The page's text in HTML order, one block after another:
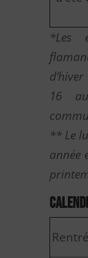
*Les
16
** Le
année